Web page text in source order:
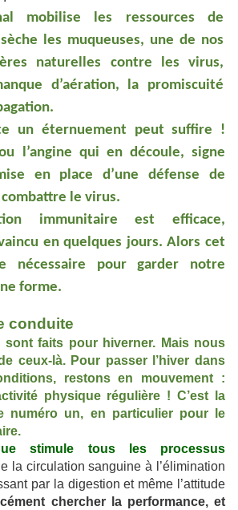
mobilise les ressources de
les muqueuses, une de nos
naturelles contre les virus,
d’aération, la promiscuité
un éternuement peut suffire !
l’angine qui en découle, signe
en place d’une défense de
le virus.
immunitaire est efficace,
en quelques jours. Alors cet
nécessaire pour garder notre
forme.
conduite
sont faits pour hiverner. Mais nous
ceux-là. Pour passer l’hiver dans
restons en mouvement :
physique régulière ! C’est la
numéro un, en particulier pour le
stimule tous les processus
la circulation sanguine à l’élimination
par la digestion et même l’attitude
chercher la performance, et